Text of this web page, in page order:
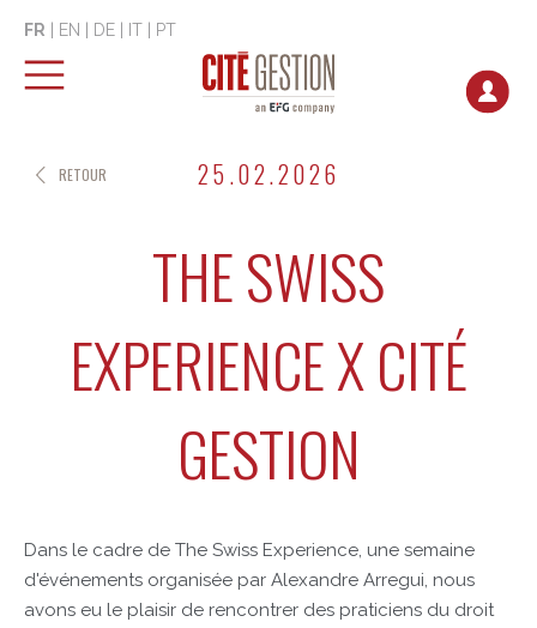
FR EN DE IT PT
25.02.2026
THE SWISS
EXPERIENCE X CITÉ
GESTION
Dans le cadre de The Swiss Experience, une semaine
d'événements organisée par Alexandre Arregui, nous
avons eu le plaisir de rencontrer des praticiens du droit
RETOUR